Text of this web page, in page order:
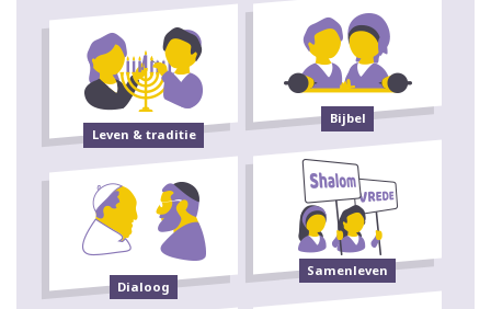
Leven & traditie
Bijbel
Dialoog
Samenleven